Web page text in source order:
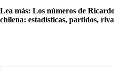
Lea más: Los números de
chilena: estadísticas, partidos,